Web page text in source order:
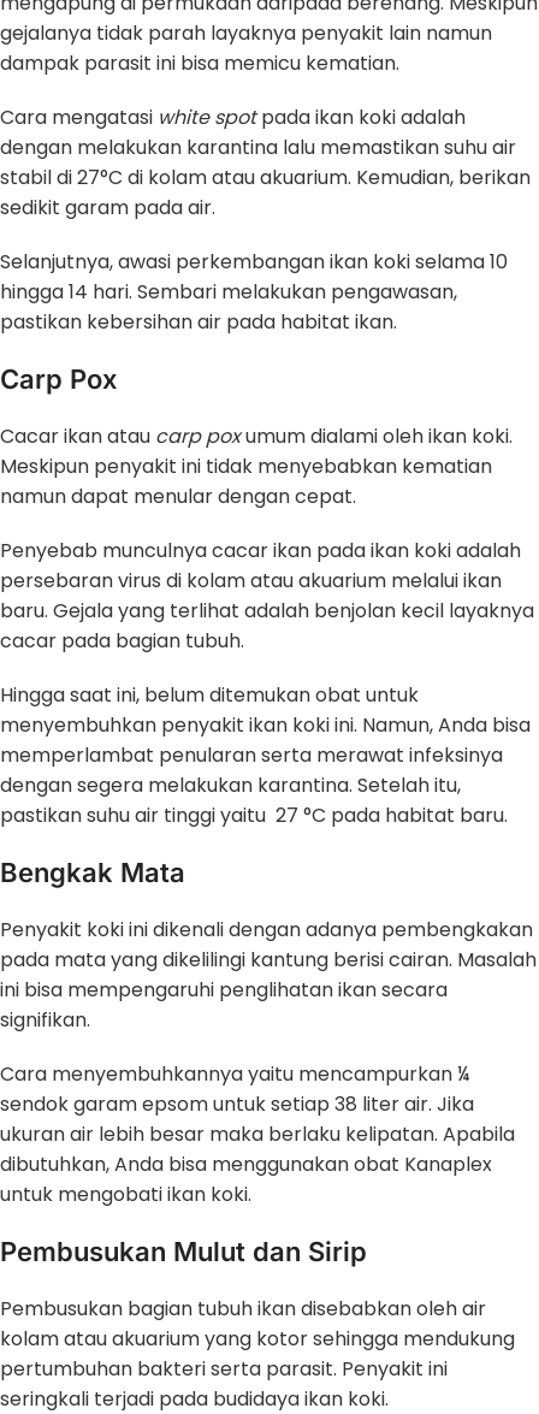
gejalanya tidak parah layaknya penyakit lain namun
dampak parasit ini bisa memicu kematian.
Cara mengatasi white spotpada ikan koki adalah
dengan melakukan karantina lalu memastikan suhu air
stabil di 27°C di kolam atau akuarium. Kemudian, berikan
sedikit garam pada air.
Selanjutnya, awasi perkembangan ikan koki selama 10
hingga 14 hari. Sembari melakukan pengawasan,
pastikan kebersihan air pada habitat ikan.
Carp Pox
Cacar ikan atau carp poxumum dialami oleh ikan koki.
Meskipun penyakit ini tidak menyebabkan kematian
namun dapat menular dengan cepat.
Penyebab munculnya cacar ikan pada ikan koki adalah
persebaran virus di kolam atau akuarium melalui ikan
baru. Gejala yang terlihat adalah benjolan kecil layaknya
cacar pada bagian tubuh.
Hingga saat ini, belum ditemukan obat untuk
menyembuhkan penyakit ikan koki ini. Namun, Anda bisa
memperlambat penularan serta merawat infeksinya
dengan segera melakukan karantina. Setelah itu,
pastikan suhu air tinggi yaitu 27 °C pada habitat baru.
Bengkak Mata
Penyakit koki ini dikenali dengan adanya pembengkakan
pada mata yang dikelilingi kantung berisi cairan. Masalah
ini bisa mempengaruhi penglihatan ikan secara
signifikan.
Cara menyembuhkannya yaitu mencampurkan ¼
sendok garam epsom untuk setiap 38 liter air. Jika
ukuran air lebih besar maka berlaku kelipatan. Apabila
dibutuhkan, Anda bisa menggunakan obat Kanaplex
untuk mengobati ikan koki.
Pembusukan Mulut dan Sirip
Pembusukan bagian tubuh ikan disebabkan oleh air
kolam atau akuarium yang kotor sehingga mendukung
pertumbuhan bakteri serta parasit. Penyakit ini
seringkali terjadi pada budidaya ikan koki.